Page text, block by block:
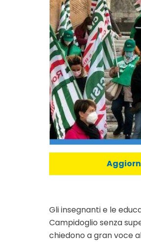
Gli insegnanti e le
Campidoglio senza
chiedono a gran voce